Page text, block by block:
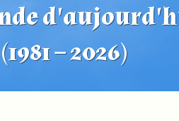
(1981 – 2026)